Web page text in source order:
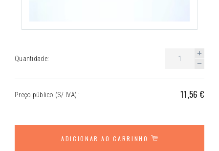
Quantidade:
Preço público (S/ IVA) : 11,56 €
ADICIONAR AO CARRINHO